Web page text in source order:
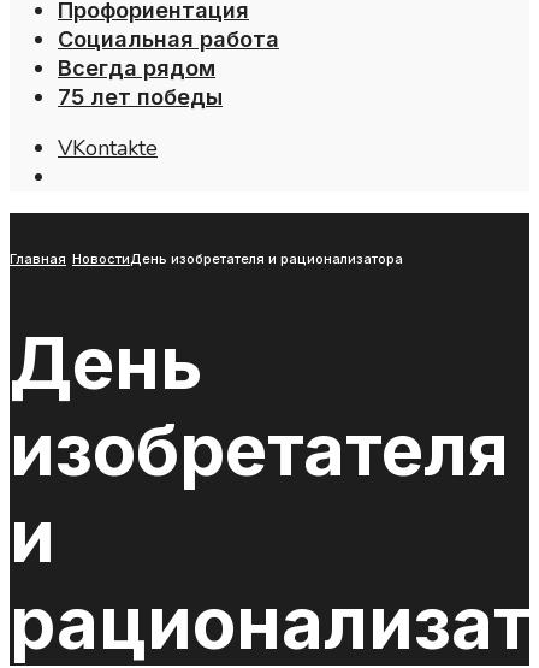
Профориентация
Социальная работа
Всегда рядом
75 лет победы
VKontakte
Главная НовостиДень изобретателя и рационализатора
День
изобретателя
и